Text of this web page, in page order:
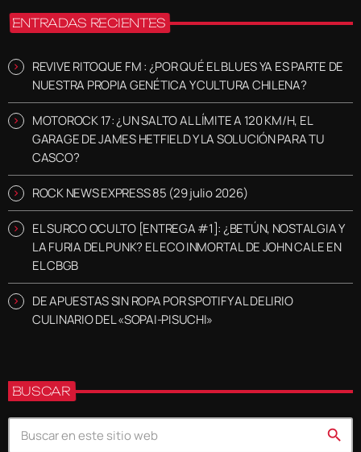
ENTRADAS RECIENTES
REVIVE RITOQUE FM : ¿POR QUÉ EL BLUES YA ES PARTE DE
NUESTRA PROPIA GENÉTICA Y CULTURA CHILENA?
MOTOROCK 17: ¿UN SALTO AL LÍMITE A 120 KM/H, EL
GARAGE DE JAMES HETFIELD Y LA SOLUCIÓN PARA TU
CASCO?
ROCK NEWS EXPRESS 85 (29 julio 2026)
EL SURCO OCULTO [ENTREGA #1]: ¿BETÚN, NOSTALGIA Y
LA FURIA DEL PUNK? EL ECO INMORTAL DE JOHN CALE EN
EL CBGB
DE APUESTAS SIN ROPA POR SPOTIFY AL DELIRIO
CULINARIO DEL «SOPAI-PISUCHI»
BUSCAR
search